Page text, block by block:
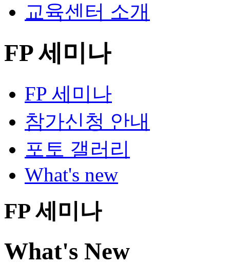
교육센터 소개
FP 세미나
FP 세미나
참가신청 안내
포토 갤러리
What's new
FP 세미나
What's New